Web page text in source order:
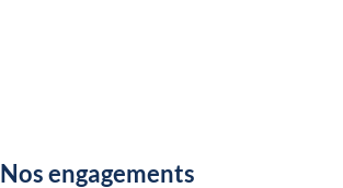
Nos engagements